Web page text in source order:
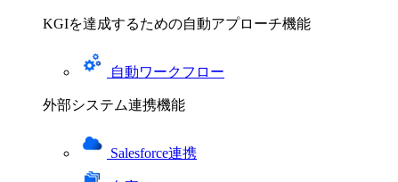
KGIを達成するための自動アプローチ機能
自動ワークフロー
外部システム連携機能
Salesforce連携